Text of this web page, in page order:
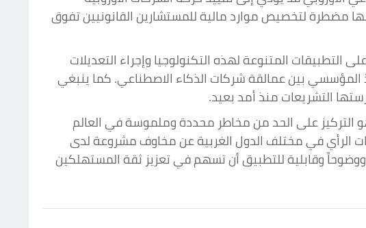
مضطرة لتخصيص موارد مالية للمستشارين القانونيين تفوق
المتنوعة لهذه التكنولوجيا وإجراء التعديلات
المؤسسي بين عمالقة شركات الذكاء الاصطناعي. كما ينبغي
التشريعات منذ أمد بعيد.
التركيز على الحد من مخاطر محددة وملموسة في العالم
الرأي في مختلف الدول الغربية عن مخاوف مشروعة لدى
وقابلية للتطبيق أن تسهم في تعزيز ثقة المستهلكين